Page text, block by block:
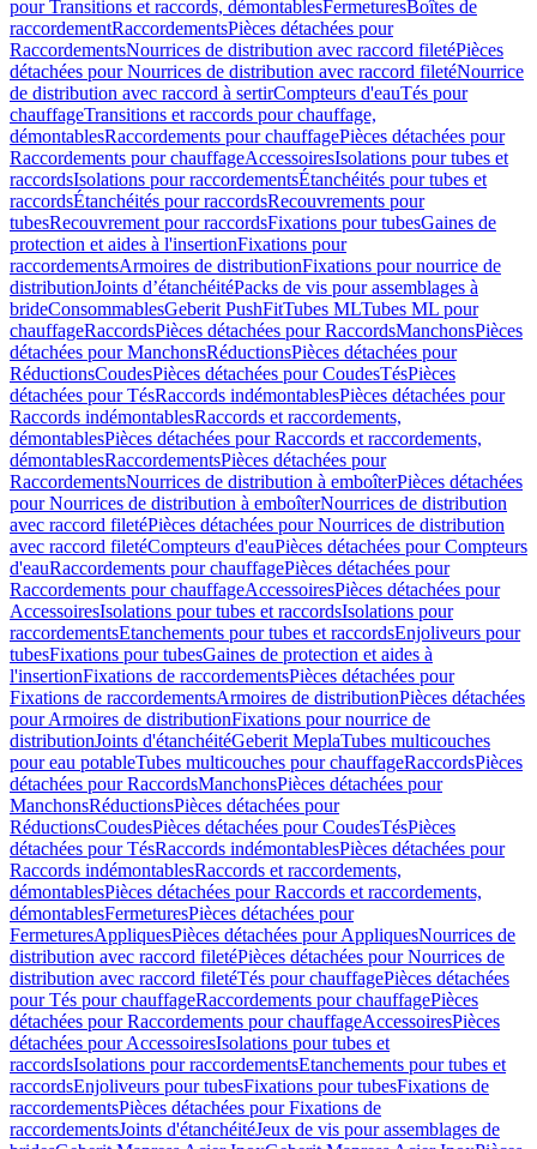
pour Transitions et raccords, démontablesFermeturesBoîtes de
raccordementRaccordementsPièces détachées pour
RaccordementsNourrices de distribution avec raccord filetéPièces
détachées pour Nourrices de distribution avec raccord filetéNourrice
de distribution avec raccord à sertirCompteurs d'eauTés pour
chauffageTransitions et raccords pour chauffage,
démontablesRaccordements pour chauffagePièces détachées pour
Raccordements pour chauffageAccessoiresIsolations pour tubes et
raccordsIsolations pour raccordementsÉtanchéités pour tubes et
raccordsÉtanchéités pour raccordsRecouvrements pour
tubesRecouvrement pour raccordsFixations pour tubesGaines de
protection et aides à l'insertionFixations pour
raccordementsArmoires de distributionFixations pour nourrice de
distributionJoints d’étanchéitéPacks de vis pour assemblages à
brideConsommablesGeberit PushFitTubes MLTubes ML pour
chauffageRaccordsPièces détachées pour RaccordsManchonsPièces
détachées pour ManchonsRéductionsPièces détachées pour
RéductionsCoudesPièces détachées pour CoudesTésPièces
détachées pour TésRaccords indémontablesPièces détachées pour
Raccords indémontablesRaccords et raccordements,
démontablesPièces détachées pour Raccords et raccordements,
démontablesRaccordementsPièces détachées pour
RaccordementsNourrices de distribution à emboîterPièces détachées
pour Nourrices de distribution à emboîterNourrices de distribution
avec raccord filetéPièces détachées pour Nourrices de distribution
avec raccord filetéCompteurs d'eauPièces détachées pour Compteurs
d'eauRaccordements pour chauffagePièces détachées pour
Raccordements pour chauffageAccessoiresPièces détachées pour
AccessoiresIsolations pour tubes et raccordsIsolations pour
raccordementsEtanchements pour tubes et raccordsEnjoliveurs pour
tubesFixations pour tubesGaines de protection et aides à
l'insertionFixations de raccordementsPièces détachées pour
Fixations de raccordementsArmoires de distributionPièces détachées
pour Armoires de distributionFixations pour nourrice de
distributionJoints d'étanchéitéGeberit MeplaTubes multicouches
pour eau potableTubes multicouches pour chauffageRaccordsPièces
détachées pour RaccordsManchonsPièces détachées pour
ManchonsRéductionsPièces détachées pour
RéductionsCoudesPièces détachées pour CoudesTésPièces
détachées pour TésRaccords indémontablesPièces détachées pour
Raccords indémontablesRaccords et raccordements,
démontablesPièces détachées pour Raccords et raccordements,
démontablesFermeturesPièces détachées pour
FermeturesAppliquesPièces détachées pour AppliquesNourrices de
distribution avec raccord filetéPièces détachées pour Nourrices de
distribution avec raccord filetéTés pour chauffagePièces détachées
pour Tés pour chauffageRaccordements pour chauffagePièces
détachées pour Raccordements pour chauffageAccessoiresPièces
détachées pour AccessoiresIsolations pour tubes et
raccordsIsolations pour raccordementsEtanchements pour tubes et
raccordsEnjoliveurs pour tubesFixations pour tubesFixations de
raccordementsPièces détachées pour Fixations de
raccordementsJoints d'étanchéitéJeux de vis pour assemblages de